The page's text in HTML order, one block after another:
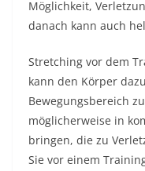
Möglichkeit,
danach kann auch
Stretching vor dem
kann den Körper
Bewegungsbereich
möglicherweise in
bringen, die zu
Sie vor einem